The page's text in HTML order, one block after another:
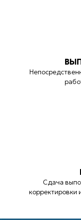
Сдача
корректировки